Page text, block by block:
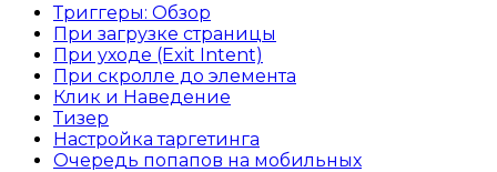
Триггеры: Обзор
При загрузке страницы
При уходе (Exit Intent)
При скролле до элемента
Клик и Наведение
Тизер
Настройка таргетинга
Очередь попапов на мобильных